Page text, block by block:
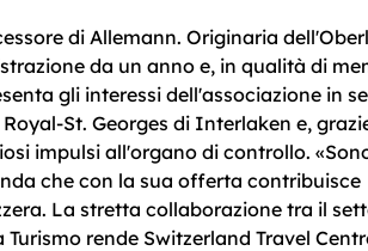
di Allemann. Originaria
da un anno e, in qualità di
gli interessi dell'associazione in
St. Georges di Interlaken e,
impulsi all'organo di controllo.
che con la sua offerta contribuisce
La stretta collaborazione tra il
rende Switzerland Travel